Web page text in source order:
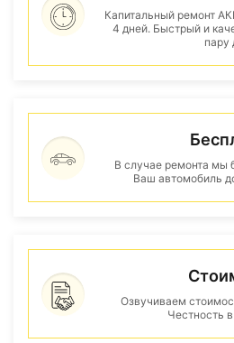
Капитальный ремонт
4 дней. Быстрый и
пару
В случае ремонта мы
Ваш автомобиль
Озвучиваем
Честность